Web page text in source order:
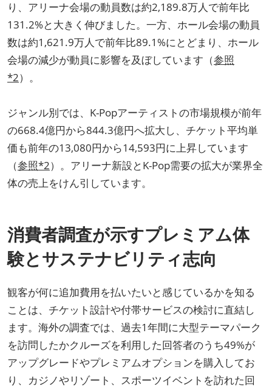
り、アリーナ会場の動員数は約2,189.8万人で前年比
131.2%と大きく伸びました。一方、ホール会場の動員
数は約1,621.9万人で前年比89.1%にとどまり、ホール
会場の減少が動員に影響を及ぼしています（参照
*2）。
ジャンル別では、K-Popアーティストの市場規模が前年
の668.4億円から844.3億円へ拡大し、チケット平均単
価も前年の13,080円から14,593円に上昇しています
（参照*2）。アリーナ新設とK-Pop需要の拡大が業界全
体の売上をけん引しています。
消費者調査が示すプレミアム体
験とサステナビリティ志向
観客が何に追加費用を払いたいと感じているかを知る
ことは、チケット設計や付帯サービスの検討に直結し
ます。海外の調査では、過去1年間に大型テーマパーク
を訪問したかクルーズを利用した回答者のうち49%が
アップグレードやプレミアムオプションを購入してお
り、カジノやリゾート、スポーツイベントを訪れた回